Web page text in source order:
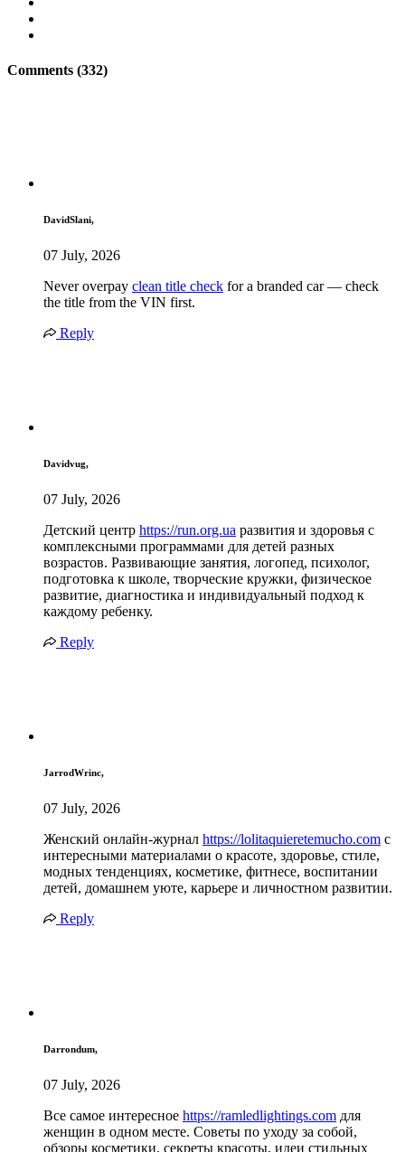
Comments (332)
DavidSlani,
07 July, 2026
Never overpay clean title check for a branded car — check
the title from the VIN first.
Reply
Davidvug,
07 July, 2026
Детский центр https://run.org.ua развития и здоровья с
комплексными программами для детей разных
возрастов. Развивающие занятия, логопед, психолог,
подготовка к школе, творческие кружки, физическое
развитие, диагностика и индивидуальный подход к
каждому ребенку.
Reply
JarrodWrinc,
07 July, 2026
Женский онлайн-журнал https://lolitaquieretemucho.com с
интересными материалами о красоте, здоровье, стиле,
модных тенденциях, косметике, фитнесе, воспитании
детей, домашнем уюте, карьере и личностном развитии.
Reply
Darrondum,
07 July, 2026
Все самое интересное https://ramledlightings.com для
женщин в одном месте. Советы по уходу за собой,
обзоры косметики, секреты красоты, идеи стильных